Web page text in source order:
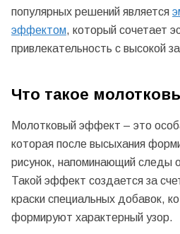
популярных решений является
эффектом, который сочетает
привлекательность с высокой
Что такое
Молотковый эффект – это
которая после высыхания
рисунок, напоминающий следы
Такой эффект создается за
краски специальных добавок,
формируют характерный узор.